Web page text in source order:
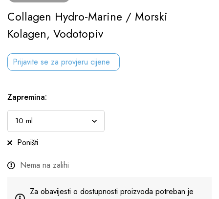
Collagen Hydro-Marine / Morski
Kolagen, Vodotopiv
Prijavite se za provjeru cijene
Zapremina:
Poništi
Nema na zalihi
Za obavijesti o dostupnosti proizvoda potreban je